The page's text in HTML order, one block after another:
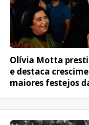
SÃO PEDRO
Olívia Motta
e destaca
maiores festejos